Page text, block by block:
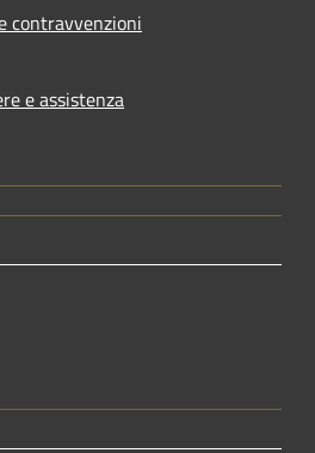
contravvenzioni
e assistenza